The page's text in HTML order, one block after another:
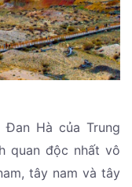
Hà của Trung
quan độc nhất vô
tây nam và tây